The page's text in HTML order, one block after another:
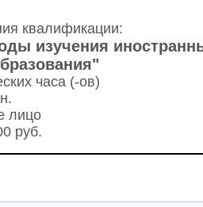
квалификации:
изучения
часа (-ов)
лицо
руб.